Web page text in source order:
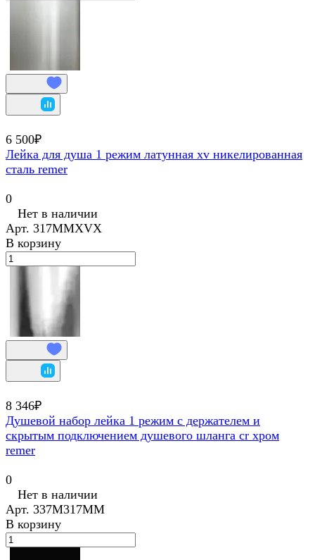
6 500₽
Лейка для душа 1 режим латунная xv никелированная
сталь remer
0
Нет в наличии
Арт. 317MMXVX
В корзину
8 346₽
Душевой набор лейка 1 режим с держателем и
скрытым подключением душевого шланга cr хром
remer
0
Нет в наличии
Арт. 337M317MM
В корзину